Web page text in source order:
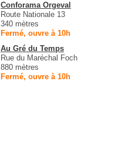
Conforama Orgeval
Route Nationale 13
340 mètres
Fermé, ouvre à 10h
Au Gré du Temps
Rue du Maréchal Foch
880 mètres
Fermé, ouvre à 10h